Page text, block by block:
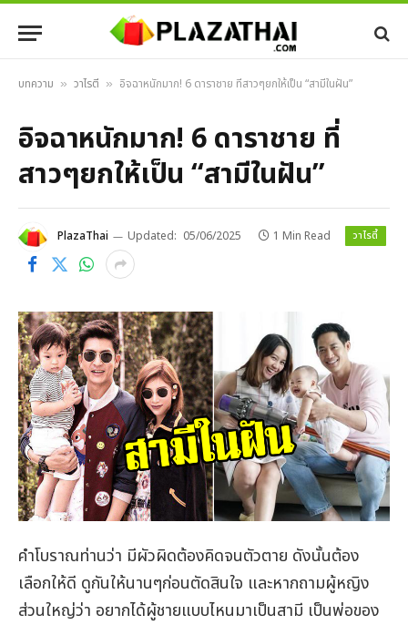
บทความ » วาไรตี้ » อิจฉาหนักมาก! 6 ดาราชาย ที่สาวๆยกให้เป็น “สามีในฝัน”
อิจฉาหนักมาก! 6 ดาราชาย ที่
สาวๆยกให้เป็น “สามีในฝัน”
PlazaThai Updated: 05/06/2025 1 Min Read วาไรตี้
คำโบราณท่านว่า มีผัวผิดต้องคิดจนตัวตาย ดังนั้นต้อง
เลือกให้ดี ดูกันให้นานๆก่อนตัดสินใจ และหากถามผู้หญิง
ส่วนใหญ่ว่า อยากได้ผู้ชายแบบไหนมาเป็นสามี เป็นพ่อของ